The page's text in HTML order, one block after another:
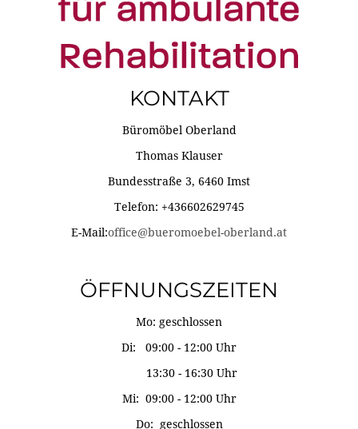
KONTAKT
Büromöbel Oberland
Thomas Klauser
Bundesstraße 3, 6460 Imst
Telefon: +436602629745
E-Mail:office@bueromoebel-oberland.at
ÖFFNUNGSZEITEN
Mo: geschlossen
Di: 09:00 - 12:00 Uhr
13:30 - 16:30 Uhr
Mi: 09:00 - 12:00 Uhr
Do: geschlossen